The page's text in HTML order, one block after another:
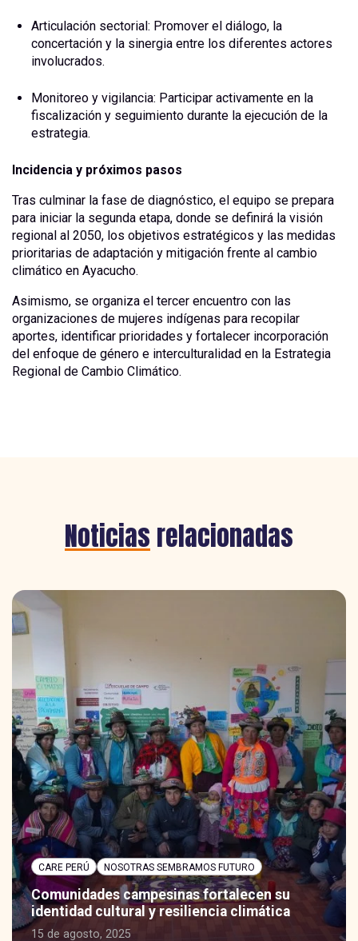
Articulación sectorial: Promover el diálogo, la
concertación y la sinergia entre los diferentes actores
involucrados.
Monitoreo y vigilancia: Participar activamente en la
fiscalización y seguimiento durante la ejecución de la
estrategia.
Incidencia y próximos pasos
Tras culminar la fase de diagnóstico, el equipo se prepara
para iniciar la segunda etapa, donde se definirá la visión
regional al 2050, los objetivos estratégicos y las medidas
prioritarias de adaptación y mitigación frente al cambio
climático en Ayacucho.
Asimismo, se organiza el tercer encuentro con las
organizaciones de mujeres indígenas para recopilar
aportes, identificar prioridades y fortalecer incorporación
del enfoque de género e interculturalidad en la Estrategia
Regional de Cambio Climático.
Noticias relacionadas
CARE PERÚ NOSOTRAS SEMBRAMOS FUTURO
Comunidades campesinas fortalecen su
identidad cultural y resiliencia climática
15 de agosto, 2025